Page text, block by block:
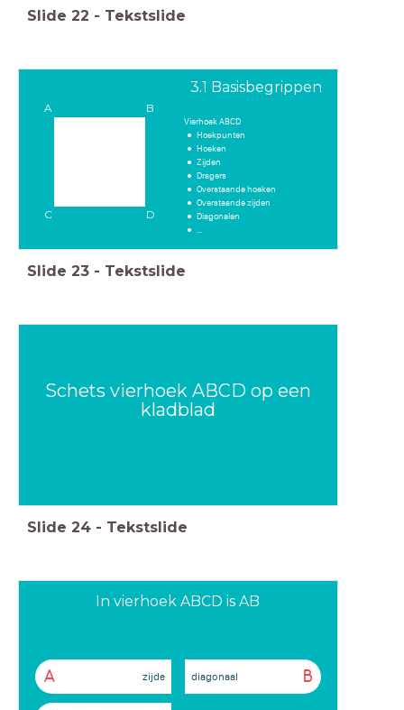
Slide 22 - Tekstslide
3.1 Basisbegrippen
Vierhoek ABCD
Hoekpunten
Hoeken
Zijden
Dragers
Overstaande hoeken
Overstaande zijden
Diagonalen
...
A B
C D
Slide 23 - Tekstslide
Schets vierhoek ABCD op een
kladblad
Slide 24 - Tekstslide
In vierhoek ABCD is AB
A zijde B
diagonaal